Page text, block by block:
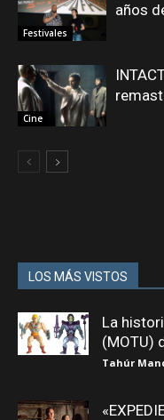
Festivales
años
Cine
LOS MÁS VISTOS
La
(MOTU)
Tahúr